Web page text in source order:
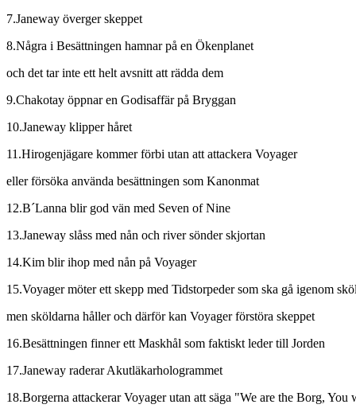
7.Janeway överger skeppet
8.Några i Besättningen hamnar på en Ökenplanet
och det tar inte ett helt avsnitt att rädda dem
9.Chakotay öppnar en Godisaffär på Bryggan
10.Janeway klipper håret
11.Hirogenjägare kommer förbi utan att attackera Voyager
eller försöka använda besättningen som Kanonmat
12.B´Lanna blir god vän med Seven of Nine
13.Janeway slåss med nån och river sönder skjortan
14.Kim blir ihop med nån på Voyager
15.Voyager möter ett skepp med Tidstorpeder som ska gå igenom
men sköldarna håller och därför kan Voyager förstöra skeppet
16.Besättningen finner ett Maskhål som faktiskt leder till Jorden
17.Janeway raderar Akutläkarhologrammet
18.Borgerna attackerar Voyager utan att säga "We are the Borg,